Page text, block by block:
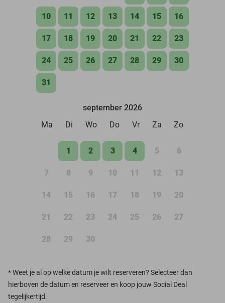
10 11 12 13 14 15 16
17 18 19 20 21 22 23
24 25 26 27 28 29 30
31
september 2026
Ma
Di Wo Do Vr Za Zo
1 2 3 4 5 6
7 8 9 10 11 12 13
14 15 16 17 18 19 20
21 22 23 24 25 26 27
28 29 30
*Weet je al op welke datum je wilt reserveren? Selecteer dan
hierboven de datum en reserveer en koop jouw Social Deal
tegelijkertijd.